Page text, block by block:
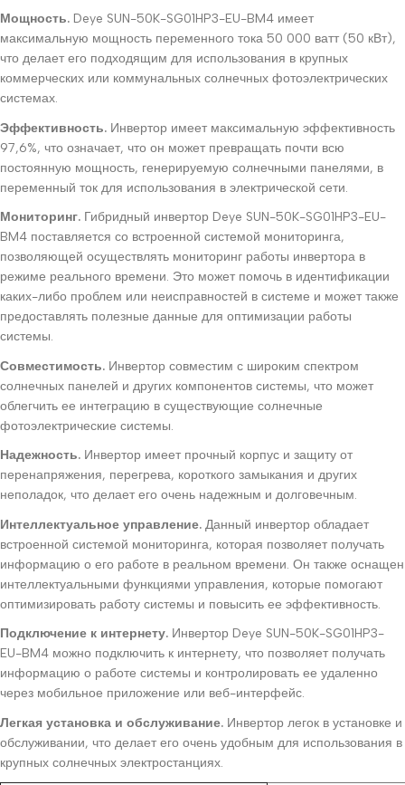
Мощность. Deye SUN-50K-SG01HP3-EU-BM4 имеет
максимальную мощность переменного тока 50 000 ватт (50 кВт),
что делает его подходящим для использования в крупных
коммерческих или коммунальных солнечных фотоэлектрических
системах.
Эффективность. Инвертор имеет максимальную эффективность
97,6%, что означает, что он может превращать почти всю
постоянную мощность, генерируемую солнечными панелями, в
переменный ток для использования в электрической сети.
Мониторинг. Гибридный инвертор Deye SUN-50K-SG01HP3-EU-
BM4 поставляется со встроенной системой мониторинга,
позволяющей осуществлять мониторинг работы инвертора в
режиме реального времени. Это может помочь в идентификации
каких-либо проблем или неисправностей в системе и может также
предоставлять полезные данные для оптимизации работы
системы.
Совместимость. Инвертор совместим с широким спектром
солнечных панелей и других компонентов системы, что может
облегчить ее интеграцию в существующие солнечные
фотоэлектрические системы.
Надежность. Инвертор имеет прочный корпус и защиту от
перенапряжения, перегрева, короткого замыкания и других
неполадок, что делает его очень надежным и долговечным.
Интеллектуальное управление. Данный инвертор обладает
встроенной системой мониторинга, которая позволяет получать
информацию о его работе в реальном времени. Он также оснащен
интеллектуальными функциями управления, которые помогают
оптимизировать работу системы и повысить ее эффективность.
Подключение к интернету. Инвертор Deye SUN-50K-SG01HP3-
EU-BM4 можно подключить к интернету, что позволяет получать
информацию о работе системы и контролировать ее удаленно
через мобильное приложение или веб-интерфейс.
Легкая установка и обслуживание. Инвертор легок в установке и
обслуживании, что делает его очень удобным для использования в
крупных солнечных электростанциях.